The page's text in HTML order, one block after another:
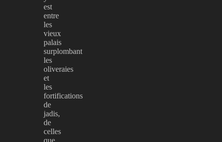
est
entre
les
vieux
palais
surplombant
les
oliveraies
et
les
fortifications
de
jadis,
de
celles
que